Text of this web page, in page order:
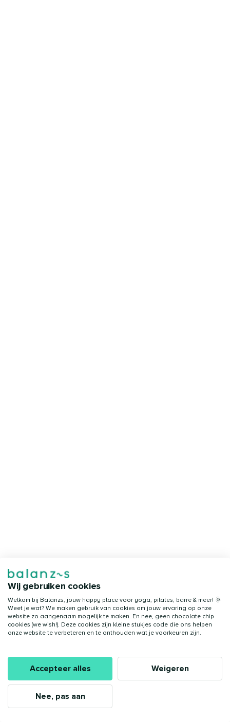
Wij gebruiken cookies
Welkom bij Balanzs, jouw happy place voor yoga, pilates, barre & meer! 🌞
Weet je wat? We maken gebruik van cookies om jouw ervaring op onze
website zo aangenaam mogelijk te maken. En nee, geen chocolate chip
cookies (we wish!). Deze cookies zijn kleine stukjes code die ons helpen
onze website te verbeteren en te onthouden wat je voorkeuren zijn.
Accepteer alles Weigeren
Nee, pas aan